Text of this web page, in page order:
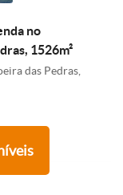
no
1526m²
das Pedras,